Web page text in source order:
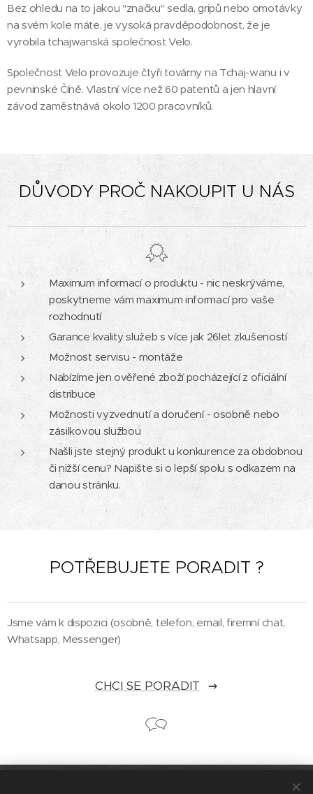
Bez ohledu na to jakou "značku" sedla, gripů nebo omotávky
na svém kole máte, je vysoká pravděpodobnost, že je
vyrobila tchajwanská společnost Velo.
Společnost Velo provozuje čtyři továrny na Tchaj-wanu i v
pevninské Číně. Vlastní více než 60 patentů a jen hlavní
závod zaměstnává okolo 1200 pracovníků.
DŮVODY PROČ NAKOUPIT U NÁS
Maximum informací o produktu - nic neskrýváme,
poskytneme vám maximum informací pro vaše
rozhodnutí
Garance kvality služeb s více jak 26let zkušeností
Možnost servisu - montáže
Nabízíme jen ověřené zboží pocházející z oficiální
distribuce
Možnosti vyzvednutí a doručení - osobně nebo
zásilkovou službou
Našli jste stejný produkt u konkurence za obdobnou
či nižší cenu? Napište si o lepší spolu s odkazem na
danou stránku.
POTŘEBUJETE PORADIT ?
Jsme vám k dispozici (osobně, telefon, email, firemní chat,
Whatsapp, Messenger)
CHCI SE PORADIT
© 2026 Cykloservis Plzeň Bolevec [Jan Volráb] všechna práva